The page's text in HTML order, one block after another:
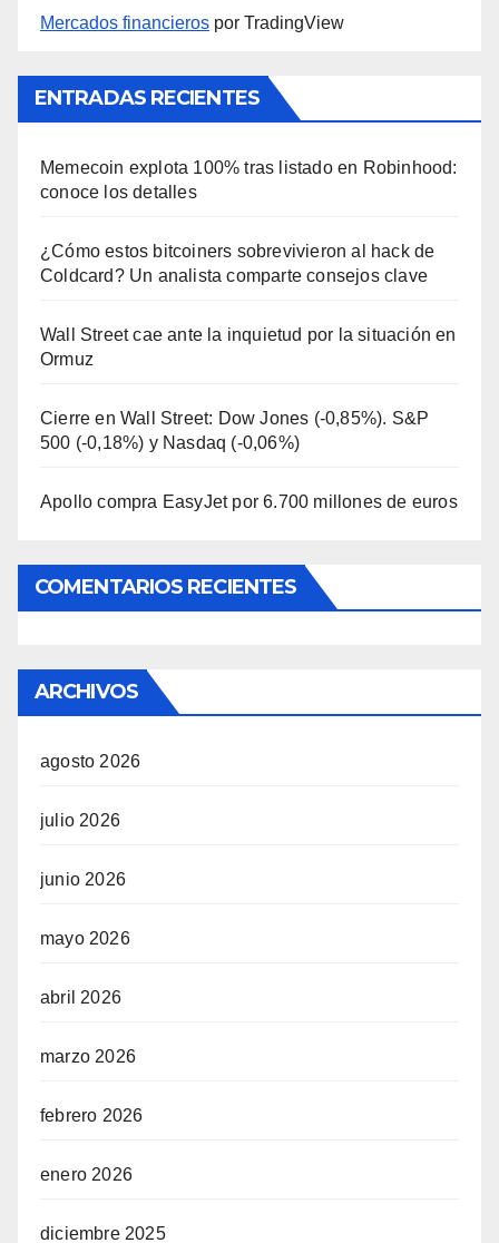
Mercados financieros por TradingView
ENTRADAS RECIENTES
Memecoin explota 100% tras listado en Robinhood:
conoce los detalles
¿Cómo estos bitcoiners sobrevivieron al hack de
Coldcard? Un analista comparte consejos clave
Wall Street cae ante la inquietud por la situación en
Ormuz
Cierre en Wall Street: Dow Jones (-0,85%). S&P
500 (-0,18%) y Nasdaq (-0,06%)
Apollo compra EasyJet por 6.700 millones de euros
COMENTARIOS RECIENTES
ARCHIVOS
agosto 2026
julio 2026
junio 2026
mayo 2026
abril 2026
marzo 2026
febrero 2026
enero 2026
diciembre 2025